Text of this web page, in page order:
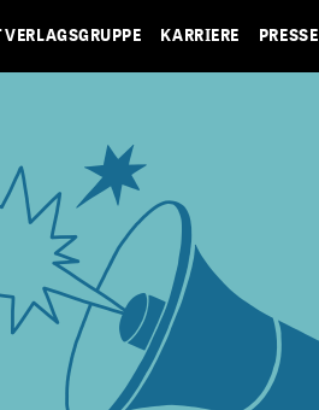
VERLAGSGRUPPE KARRIERE PRESSE